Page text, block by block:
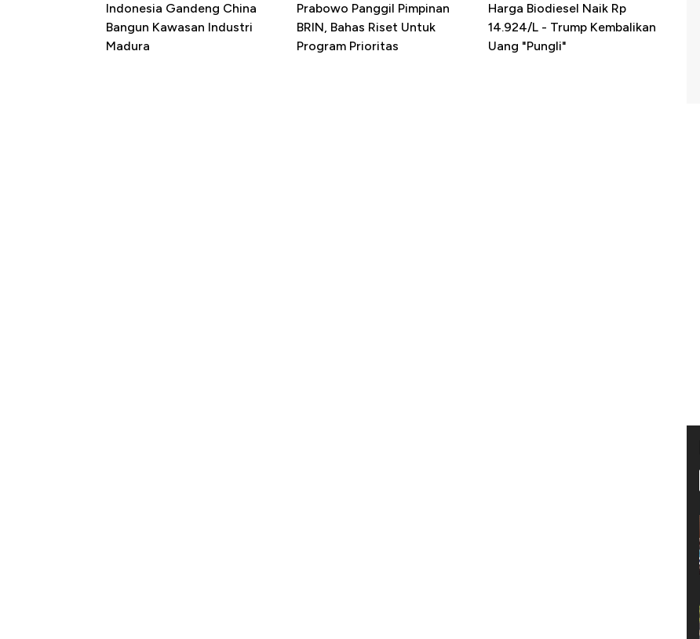
Indonesia Gandeng China
Bangun Kawasan Industri
Madura
Prabowo Panggil Pimpinan
BRIN, Bahas Riset Untuk
Program Prioritas
Harga Biodiesel Naik Rp
14.924/L - Trump Kembalikan
Uang "Pungli"